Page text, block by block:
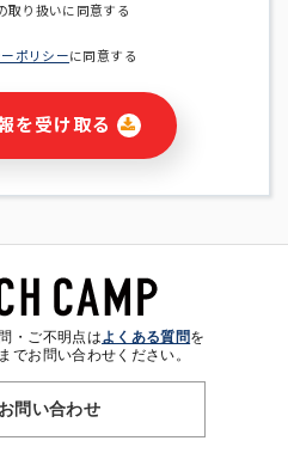
め
関連する情報(当社及び第三者の
・宣伝を含みますが、それらに
識別できない形式に加工した統
人への連絡及び配信について
取り扱いに同意する
ポリシーに同意する
を受け取る
・ご不明点はよくある質問を
でお問い合わせください。
お問い合わせ